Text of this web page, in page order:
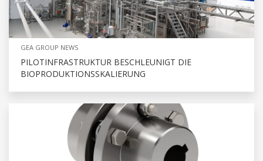
GEA GROUP NEWS
PILOTINFRASTRUKTUR BESCHLEUNIGT DIE
BIOPRODUKTIONSSKALIERUNG